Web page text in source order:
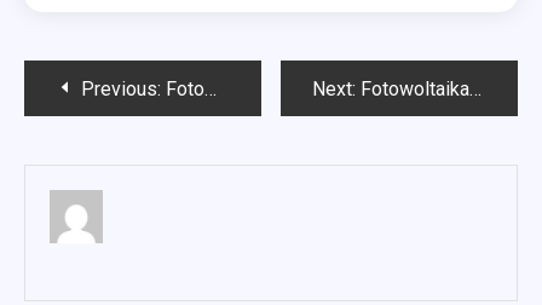
Nawigacja
Previous: Fotowoltaika świętokrzyskie Next: Fotowoltaika co to jest?